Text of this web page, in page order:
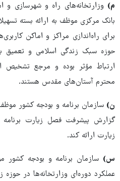
م) وزارتخانه‌های راه و شهرسازی و
بانک مرکزی موظف به ارائه بسته
برای راه‌اندازی مراکز و اماکن
حوزه سبک زندگی اسلامی و تعمیق
ارتباط مؤثر بوده و مرجع تشخیص
محترم آستان‌های مقدس هستند.
ن) سازمان برنامه و بودجه کشور
گزارش پیشرفت فصل زیارت برنامه
زیارت ارائه کند.
س) سازمان برنامه و بودجه
عملکرد دوره‌ای وزارتخانه‌ها در